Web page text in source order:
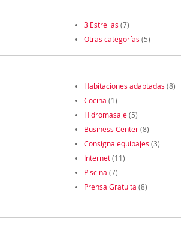
3 Estrellas (7)
Otras categorías (5)
Habitaciones adaptadas (8)
Cocina (1)
Hidromasaje(5)
Business Center(8)
Consigna equipajes (3)
Internet(11)
Piscina (7)
Prensa Gratuita (8)